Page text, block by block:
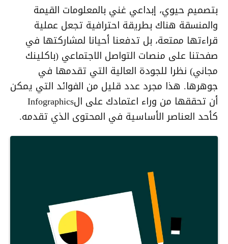
بتصميم حيوي، إبداعي غني بالمعلومات القيمة
والمنسقة هناك بطريقة احترافية تجعل عملية
قراءتها ممتعة، بل تدفعنا أحيانا لمشاركتها في
صفحتنا على منصات التواصل الاجتماعي (باكلينك
مجاني) نظرا للجودة العالية التي تقدمها في
جوهرها. هذا مجرد عدد قليل من الفوائد التي يمكن
أن تحققها من وراء اعتمادك على الInfographics
كأحد العناصر الأساسية في المحتوى الذي تقدمه.